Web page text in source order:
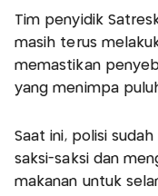
Tim penyidik
masih terus
memastikan
yang menimpa
Saat ini, polisi
saksi-saksi dan
makanan untuk